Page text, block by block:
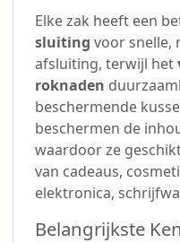
Elke zak heeft een
sluiting voor snelle,
afsluiting, terwijl het
roknaden
beschermende
beschermen de
waardoor ze
van cadeaus,
elektronica,
Belangrijkste